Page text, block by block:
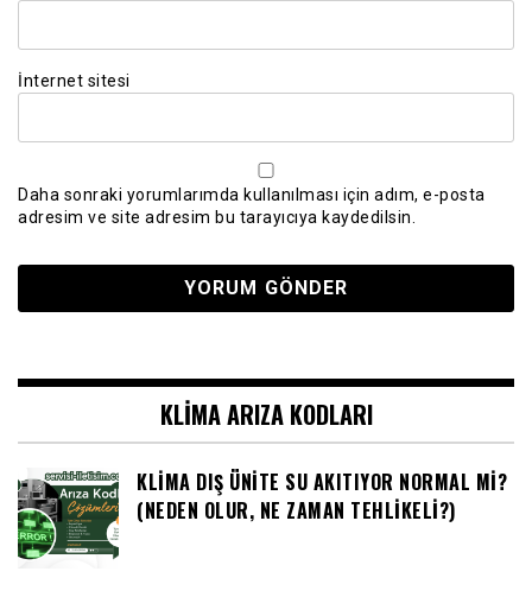
İnternet sitesi
Daha sonraki yorumlarımda kullanılması için adım, e-posta
adresim ve site adresim bu tarayıcıya kaydedilsin.
KLIMA ARIZA KODLARI
KLIMA DIŞ ÜNITE SU AKITIYOR NORMAL MI?
(NEDEN OLUR, NE ZAMAN TEHLIKELI?)